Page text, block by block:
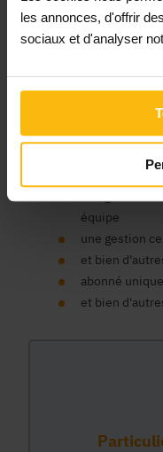
les annonces, d'offrir
sociaux et d'analyser
Un compte organisme
de votre ASBL des
consulter le contenu de
association, publier
de formation en ligne,
un seul
équipe
une gestion
et bien
abonné
et bien